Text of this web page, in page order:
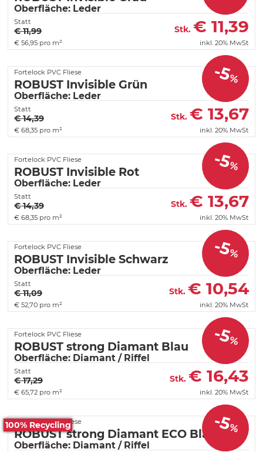
Oberfläche: Leder
Statt
€ 11,99 Stk. € 11,39
€ 56,95 pro m² inkl. 20% MwSt
-5%
Fortelock PVC Fliese
ROBUST Invisible Grün
Oberfläche: Leder
Statt
€ 14,39 Stk. € 13,67
€ 68,35 pro m² inkl. 20% MwSt
-5%
Fortelock PVC Fliese
ROBUST Invisible Rot
Oberfläche: Leder
Statt
€ 14,39 Stk. € 13,67
€ 68,35 pro m² inkl. 20% MwSt
-5%
Fortelock PVC Fliese
ROBUST Invisible Schwarz
Oberfläche: Leder
Statt
€ 11,09 Stk. € 10,54
€ 52,70 pro m² inkl. 20% MwSt
-5%
Fortelock PVC Fliese
ROBUST strong Diamant Blau
Oberfläche: Diamant / Riffel
Statt
€ 17,29 Stk. € 16,43
€ 65,72 pro m² inkl. 20% MwSt
-5%
100% Recycling
Fortelock PVC Fliese
ROBUST strong Diamant ECO Blau
Oberfläche: Diamant / Riffel